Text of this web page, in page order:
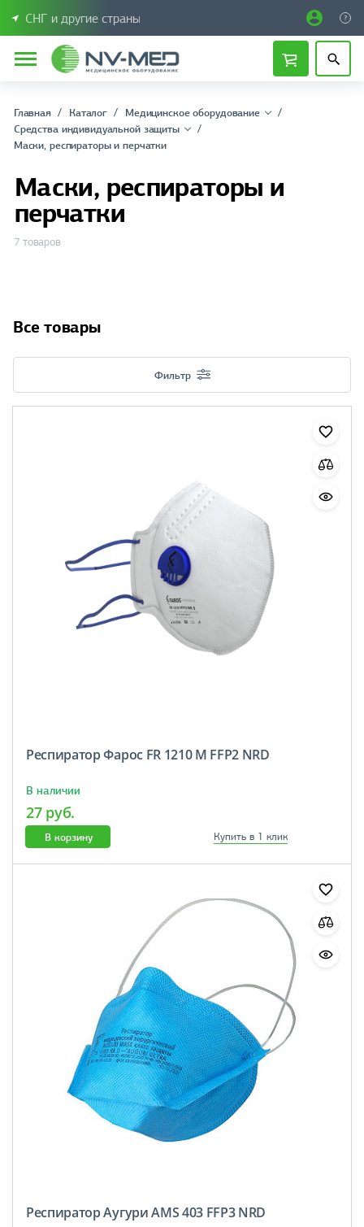
СНГ и другие страны
Главная Каталог
Медицинское оборудование
Средства индивидуальной защиты
Маски, рeспираторы и перчатки
Маски, рeспираторы и
перчатки
7 товаров
Все товары
Фильтр
Респиратор Фарос FR 1210 М FFP2 NRD
В наличии
27 руб.
В корзину Купить в 1 клик
Респиратор Аугури AMS 403 FFP3 NRD